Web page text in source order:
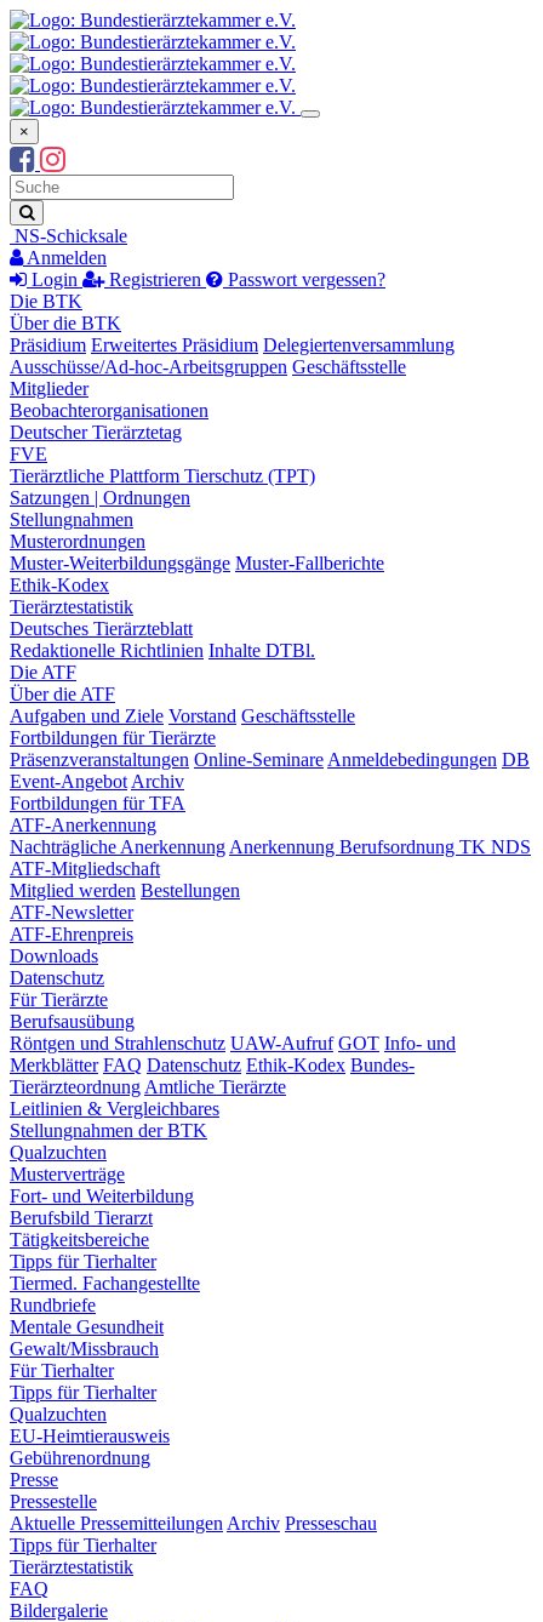
×
Suchbegriff
Suche
NS-Schicksale
Anmelden
Login
Registrieren
Passwort vergessen?
Die BTK
Über die BTK
Präsidium Erweitertes Präsidium Delegiertenversammlung
Ausschüsse/Ad-hoc-Arbeitsgruppen Geschäftsstelle
Mitglieder
Beobachterorganisationen
Deutscher Tierärztetag
FVE
Tierärztliche Plattform Tierschutz (TPT)
Satzungen | Ordnungen
Stellungnahmen
Musterordnungen
Muster-Weiterbildungsgänge Muster-Fallberichte
Ethik-Kodex
Tierärztestatistik
Deutsches Tierärzteblatt
Redaktionelle Richtlinien Inhalte DTBl.
Die ATF
Über die ATF
Aufgaben und Ziele Vorstand Geschäftsstelle
Fortbildungen für Tierärzte
Präsenzveranstaltungen Online-Seminare Anmeldebedingungen DB
Event-Angebot Archiv
Fortbildungen für TFA
ATF-Anerkennung
Nachträgliche Anerkennung Anerkennung Berufsordnung TK NDS
ATF-Mitgliedschaft
Mitglied werden Bestellungen
ATF-Newsletter
ATF-Ehrenpreis
Downloads
Datenschutz
Für Tierärzte
Berufsausübung
Röntgen und Strahlenschutz UAW-Aufruf GOT Info- und
Merkblätter FAQ Datenschutz Ethik-Kodex Bundes-
Tierärzteordnung Amtliche Tierärzte
Leitlinien & Vergleichbares
Stellungnahmen der BTK
Qualzuchten
Musterverträge
Fort- und Weiterbildung
Berufsbild Tierarzt
Tätigkeitsbereiche
Tipps für Tierhalter
Tiermed. Fachangestellte
Rundbriefe
Mentale Gesundheit
Gewalt/Missbrauch
Für Tierhalter
Tipps für Tierhalter
Qualzuchten
EU-Heimtierausweis
Gebührenordnung
Presse
Pressestelle
Aktuelle Pressemitteilungen Archiv Presseschau
Tipps für Tierhalter
Tierärztestatistik
FAQ
Bildergalerie